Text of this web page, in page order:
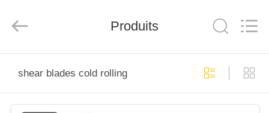
LA
MAISON
Co.，
Reserved.
Produits
shear blades cold rolling